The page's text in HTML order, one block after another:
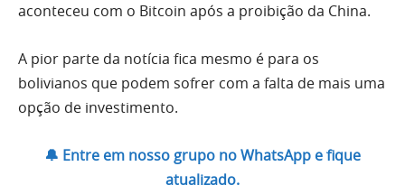
aconteceu com o Bitcoin após a proibição da China.
A pior parte da notícia fica mesmo é para os
bolivianos que podem sofrer com a falta de mais uma
opção de investimento.
🔔 Entre em nosso grupo no WhatsApp e fique
atualizado.